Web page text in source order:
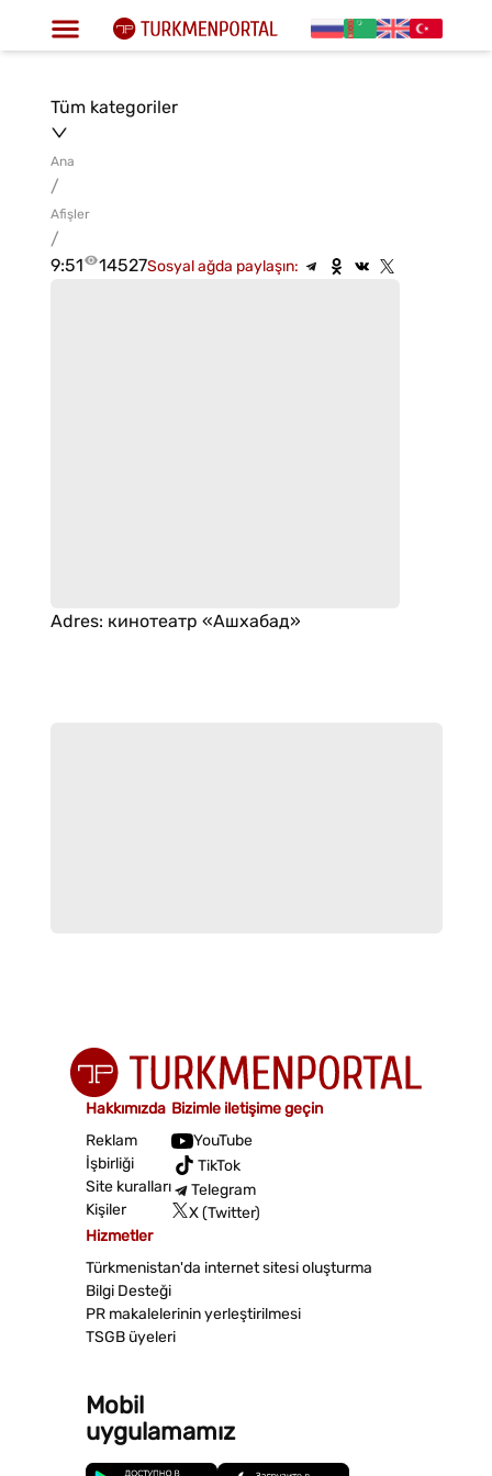
Tüm kategoriler
Ana
/
Afişler
/
9:51
14527Sosyal ağda paylaşın:
Adres: кинотеатр «Ашхабад»
Hakkımızda
Reklam
İşbirliği
Site kuralları
Kişiler
Bizimle iletişime geçin
YouTube
TikTok
Telegram
X (Twitter)
Hizmetler
Türkmenistan'da internet sitesi oluşturma
Bilgi Desteği
PR makalelerinin yerleştirilmesi
TSGB üyeleri
Mobil
uygulamamız